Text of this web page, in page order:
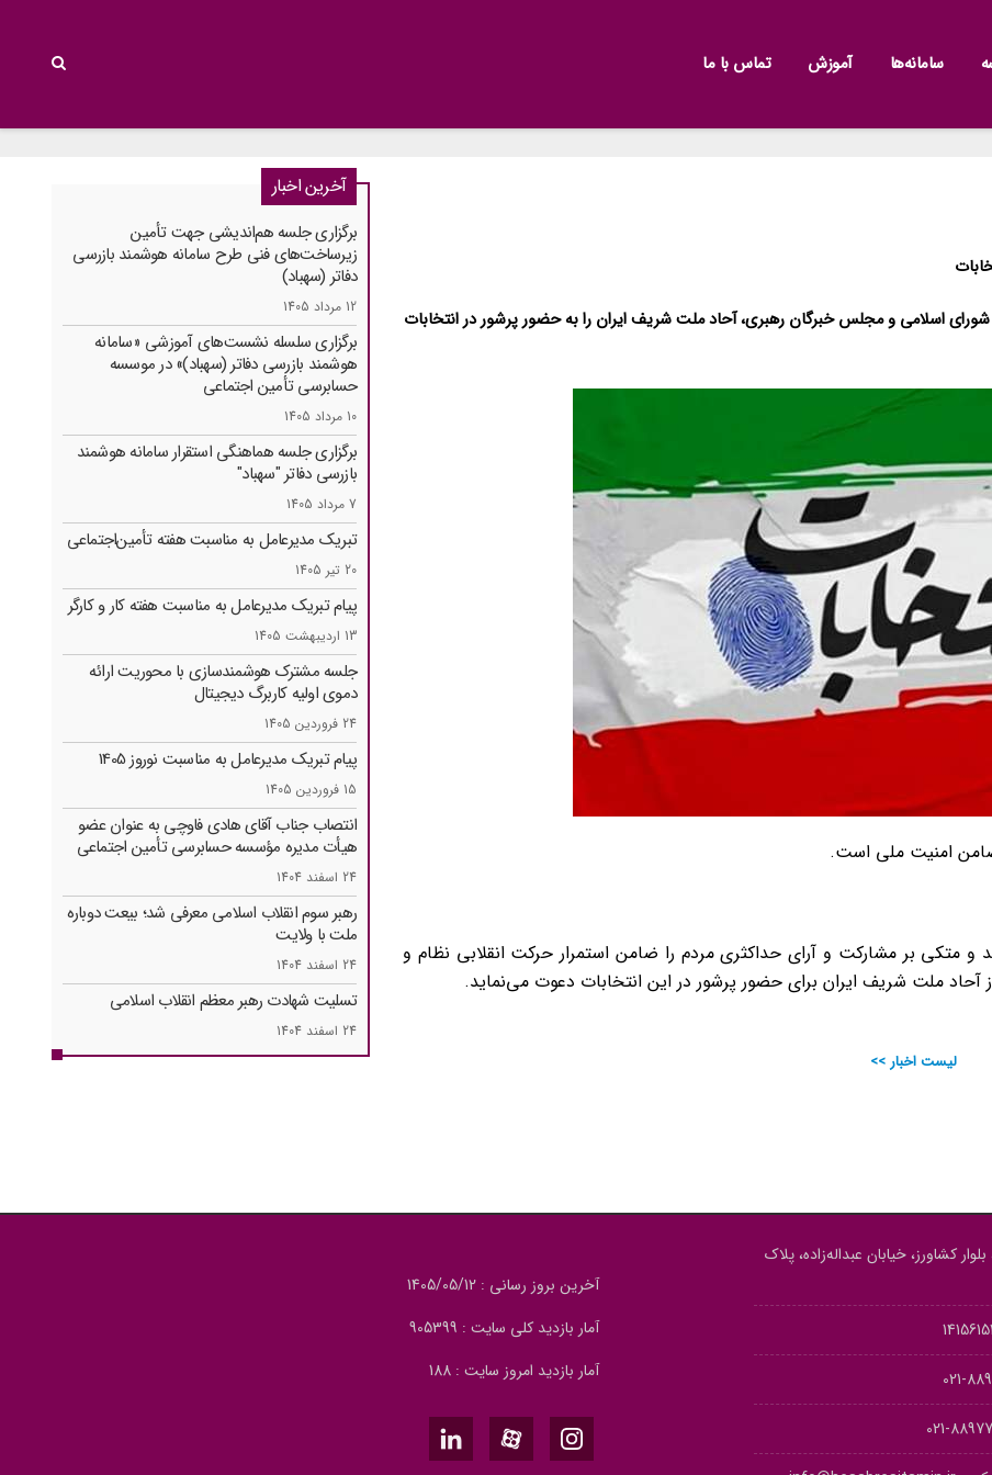
سامانه‌ها آموزش تماس با ما
اسلامی و مجلس خبرگان رهبری، آحاد ملت شریف ایران را به حضور پرشور در انتخابات
امنیت ملی است.
بر مشارکت و آرای حداکثری مردم را ضامن استمرار حرکت انقلابی نظام و
ملت شریف ایران برای حضور پرشور در این انتخابات دعوت می‌نماید.
لیست اخبار >>
آخرین اخبار
برگزاری جلسه هم‌اندیشی جهت تأمین
زیرساخت‌های فنی طرح سامانه هوشمند بازرسی
دفاتر (سهباد)
12 مرداد 1405
برگزاری سلسله نشست‌های آموزشی «سامانه
هوشمند بازرسی دفاتر (سهباد)» در موسسه
حسابرسی تأمین اجتماعی
10 مرداد 1405
برگزاری جلسه هماهنگی استقرار سامانه هوشمند
بازرسی دفاتر "سهباد"
7 مرداد 1405
تبریک مدیرعامل به مناسبت هفته تأمین‌اجتماعی
20 تیر 1405
پیام تبریک مدیرعامل به مناسبت هفته کار و کارگر
13 اردیبهشت 1405
جلسه مشترک هوشمندسازی با محوریت ارائه
دموی اولیه کاربرگ دیجیتال
24 فروردین 1405
پیام تبریک مدیرعامل به مناسبت نوروز 1405
15 فروردین 1405
انتصاب جناب آقای هادی فاوچی به عنوان عضو
هیأت مدیره مؤسسه حسابرسی تأمین ‌اجتماعی
24 اسفند 1404
رهبر سوم انقلاب اسلامی معرفی شد؛ بیعت دوباره
ملت با ولایت
24 اسفند 1404
تسلیت شهادت رهبر معظم انقلاب اسلامی
24 اسفند 1404
کشاورز، خیابان عبداله‌زاده، پلاک
آخرین بروز رسانی : 1405/05/12
آمار بازدید کلی سایت : 905399
آمار بازدید امروز سایت : 188